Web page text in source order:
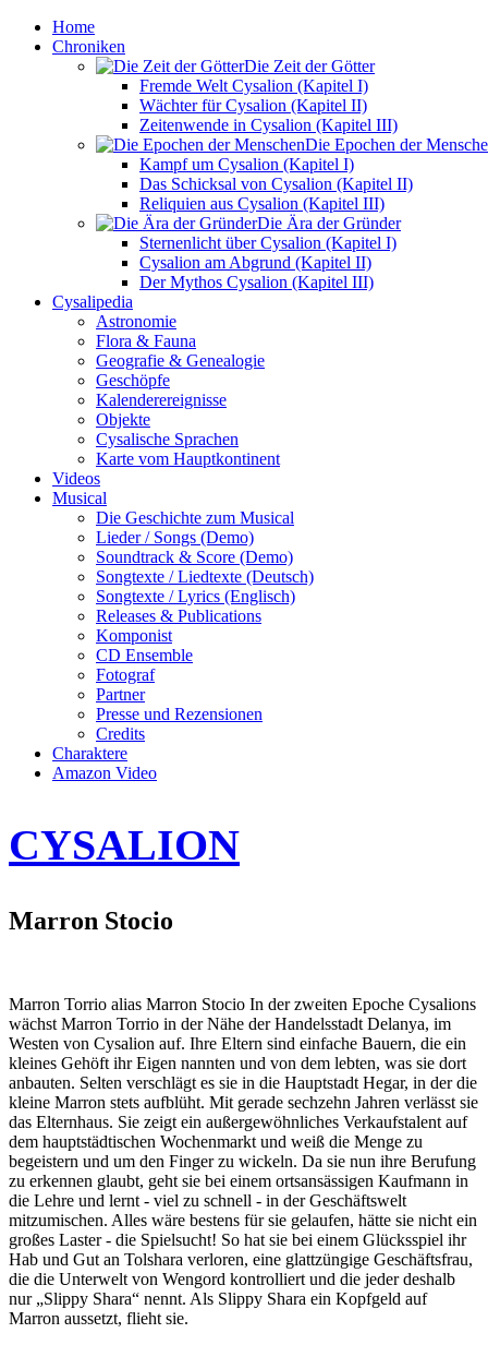
Home
Chroniken
Die Zeit der Götter
Fremde Welt Cysalion (Kapitel I)
Wächter für Cysalion (Kapitel II)
Zeitenwende in Cysalion (Kapitel III)
Die Epochen der
Kampf um Cysalion (Kapitel I)
Das Schicksal von Cysalion (Kapitel II)
Reliquien aus Cysalion (Kapitel III)
Die Ära der Gründer
Sternenlicht über Cysalion (Kapitel I)
Cysalion am Abgrund (Kapitel II)
Der Mythos Cysalion (Kapitel III)
Cysalipedia
Astronomie
Flora & Fauna
Geografie & Genealogie
Geschöpfe
Kalenderereignisse
Objekte
Cysalische Sprachen
Karte vom Hauptkontinent
Videos
Musical
Die Geschichte zum Musical
Lieder / Songs (Demo)
Soundtrack & Score (Demo)
Songtexte / Liedtexte (Deutsch)
Songtexte / Lyrics (Englisch)
Releases & Publications
Komponist
CD Ensemble
Fotograf
Partner
Presse und Rezensionen
Credits
Charaktere
Amazon Video
CYSALION
Marron Stocio
Marron Torrio alias Marron Stocio In der zweiten Epoche Cysalions
wächst Marron Torrio in der Nähe der Handelsstadt Delanya, im
Westen von Cysalion auf. Ihre Eltern sind einfache Bauern, die ein
kleines Gehöft ihr Eigen nannten und von dem lebten, was sie dort
anbauten. Selten verschlägt es sie in die Hauptstadt Hegar, in der die
kleine Marron stets aufblüht. Mit gerade sechzehn Jahren verlässt sie
das Elternhaus. Sie zeigt ein außergewöhnliches Verkaufstalent auf
dem hauptstädtischen Wochenmarkt und weiß die Menge zu
begeistern und um den Finger zu wickeln. Da sie nun ihre Berufung
zu erkennen glaubt, geht sie bei einem ortsansässigen Kaufmann in
die Lehre und lernt - viel zu schnell - in der Geschäftswelt
mitzumischen. Alles wäre bestens für sie gelaufen, hätte sie nicht ein
großes Laster - die Spielsucht! So hat sie bei einem Glücksspiel ihr
Hab und Gut an Tolshara verloren, eine glattzüngige Geschäftsfrau,
die die Unterwelt von Wengord kontrolliert und die jeder deshalb
nur „Slippy Shara“ nennt. Als Slippy Shara ein Kopfgeld auf
Marron aussetzt, flieht sie.